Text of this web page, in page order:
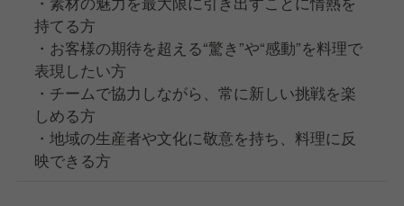
持てる方
・お客様の期待を超える“驚き”や“感動”を料理で
表現したい方
・チームで協力しながら、常に新しい挑戦を楽
しめる方
・地域の生産者や文化に敬意を持ち、料理に反
映できる方